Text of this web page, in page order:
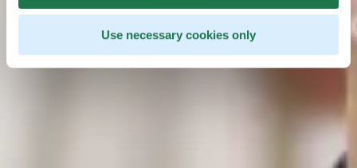
Use necessary cookies only